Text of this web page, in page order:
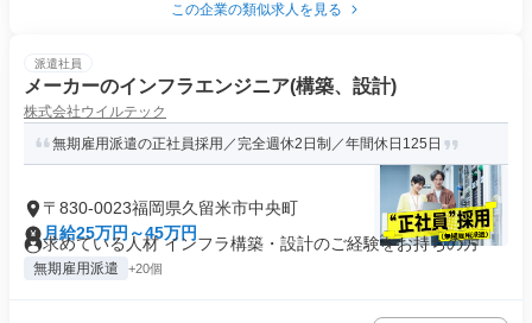
この企業の類似求人を見る
派遣社員
メーカーのインフラエンジニア(構築、設計)
株式会社ウイルテック
無期雇用派遣の正社員採用／完全週休2日制／年間休日125日
〒830-0023福岡県久留米市中央町
月給25万円～45万円
求めている人材 インフラ構築・設計のご経験をお持ちの方
無期雇用派遣 +20個